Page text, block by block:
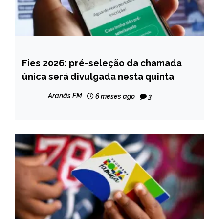
BRASIL
NOTÍCIAS
Fies 2026: pré-seleção da chamada
única será divulgada nesta quinta
Aranãs FM 6 meses ago 3